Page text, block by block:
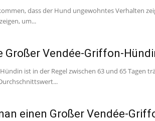
dass der Hund ungewohntes Verhalten
um...
Großer Vendée-Griffon-
ist in der Regel zwischen 63 und 65 Tagen
einen Großer Vendée-